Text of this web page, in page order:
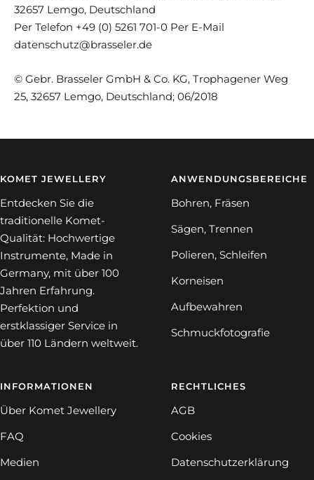
32657 Lemgo, Deutschland
Per Telefon +49 (0) 5261 701-0 Per E-Mail
datenschutz@brasseler.de
© Gebr. Brasseler GmbH & Co. KG, Trophagener Weg
25, 32657 Lemgo, Deutschland; 06/2018
KOMET JEWELLERY
Entdecken Sie die
traditionelle Komet-
Qualität: Hochwertige
Instrumente, Made in
Germany, mit über 100
Jahren Erfahrung.
Perfektion und
erstklassiger Service in
über 110 Ländern weltweit.
ANWENDUNGSBEREICHE
Bohren, Fräsen
Sägen, Trennen
Polieren, Schleifen
Korneisen
Aufbewahren
Schmuckfotografie
INFORMATIONEN
Über Komet Jewellery
FAQ
Medien
RECHTLICHES
AGB
Cookies
Datenschutzerklärung